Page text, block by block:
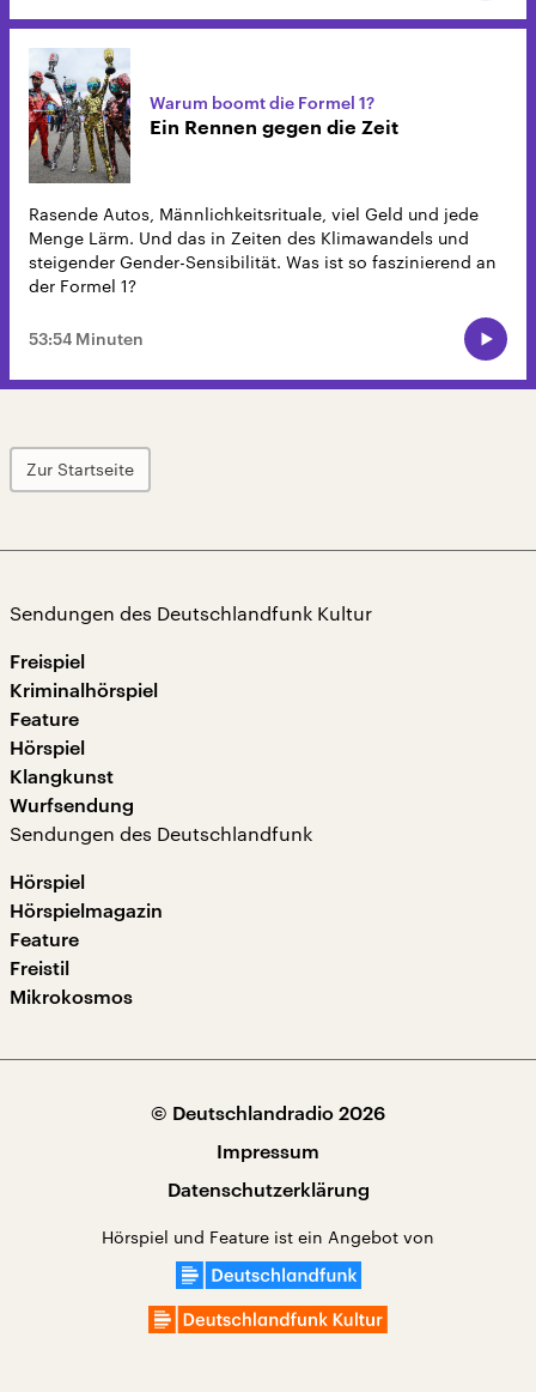
Warum boomt die Formel 1?
Ein Rennen gegen die Zeit
Rasende Autos, Männlichkeitsrituale, viel Geld und jede
Menge Lärm. Und das in Zeiten des Klimawandels und
steigender Gender-Sensibilität. Was ist so faszinierend an
der Formel 1?
53:54 Minuten
Zur Startseite
Sendungen des Deutschlandfunk Kultur
Freispiel
Kriminalhörspiel
Feature
Hörspiel
Klangkunst
Wurfsendung
Sendungen des Deutschlandfunk
Hörspiel
Hörspielmagazin
Feature
Freistil
Mikrokosmos
© Deutschlandradio 2026
Impressum
Datenschutzerklärung
Hörspiel und Feature ist ein Angebot von